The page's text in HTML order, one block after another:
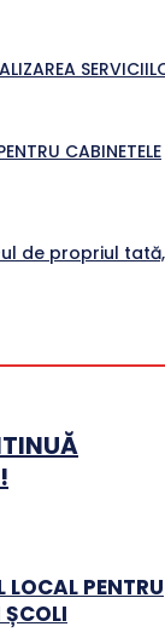
CABINETELE
de propriul
LOCAL PENTRU